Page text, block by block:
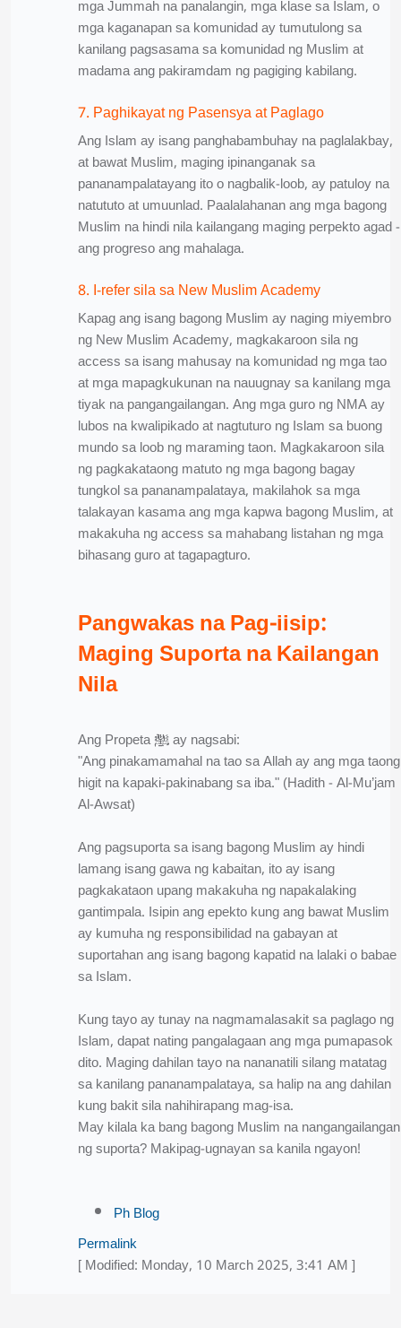
mga Jummah na panalangin, mga klase sa Islam, o
mga kaganapan sa komunidad ay tumutulong sa
kanilang pagsasama sa komunidad ng Muslim at
madama ang pakiramdam ng pagiging kabilang.
7. Paghikayat ng Pasensya at Paglago
Ang Islam ay isang panghabambuhay na paglalakbay,
at bawat Muslim, maging ipinanganak sa
pananampalatayang ito o nagbalik-loob, ay patuloy na
natututo at umuunlad. Paalalahanan ang mga bagong
Muslim na hindi nila kailangang maging perpekto agad -
ang progreso ang mahalaga.
8. I-refer sila sa New Muslim Academy
Kapag ang isang bagong Muslim ay naging miyembro
ng New Muslim Academy, magkakaroon sila ng
access sa isang mahusay na komunidad ng mga tao
at mga mapagkukunan na nauugnay sa kanilang mga
tiyak na pangangailangan. Ang mga guro ng NMA ay
lubos na kwalipikado at nagtuturo ng Islam sa buong
mundo sa loob ng maraming taon. Magkakaroon sila
ng pagkakataong matuto ng mga bagong bagay
tungkol sa pananampalataya, makilahok sa mga
talakayan kasama ang mga kapwa bagong Muslim, at
makakuha ng access sa mahabang listahan ng mga
bihasang guro at tagapagturo.
Pangwakas na Pag-iisip:
Maging Suporta na Kailangan
Nila
Ang Propeta ﷺ ay nagsabi:
"Ang pinakamamahal na tao sa Allah ay ang mga taong
higit na kapaki-pakinabang sa iba." (Hadith - Al-Mu’jam
Al-Awsat)
Ang pagsuporta sa isang bagong Muslim ay hindi
lamang isang gawa ng kabaitan, ito ay isang
pagkakataon upang makakuha ng napakalaking
gantimpala. Isipin ang epekto kung ang bawat Muslim
ay kumuha ng responsibilidad na gabayan at
suportahan ang isang bagong kapatid na lalaki o babae
sa Islam.
Kung tayo ay tunay na nagmamalasakit sa paglago ng
Islam, dapat nating pangalagaan ang mga pumapasok
dito. Maging dahilan tayo na nananatili silang matatag
sa kanilang pananampalataya, sa halip na ang dahilan
kung bakit sila nahihirapang mag-isa.
May kilala ka bang bagong Muslim na nangangailangan
ng suporta? Makipag-ugnayan sa kanila ngayon!
Ph Blog
Permalink
[ Modified: Monday, 10 March 2025, 3:41 AM ]